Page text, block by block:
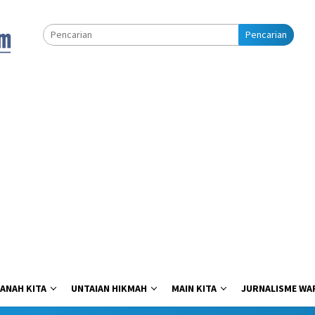
Pencarian
KITA UNTAIAN HIKMAH MAIN KITA JURNALISME